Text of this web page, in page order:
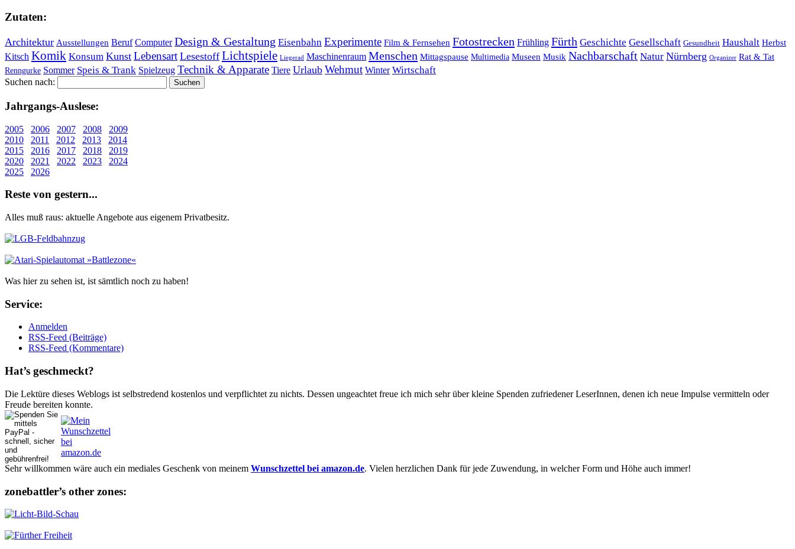
Zu­ta­ten:
Architektur Ausstellungen Beruf Computer Design & Gestaltung Eisenbahn Experimente Film & Fernsehen Fotostrecken Frühling Fürth Geschichte Gesellschaft Gesundheit Haushalt Herbst
Kitsch Komik Konsum Kunst Lebensart Lesestoff Lichtspiele Liegerad Maschinenraum Menschen Mittagspause Multimedia Museen Musik Nachbarschaft Natur Nürnberg Organizer Rat & Tat
Renngurke Sommer Speis & Trank Spielzeug Technik & Apparate Tiere Urlaub Wehmut Winter Wirtschaft
Suchen nach:
Jahr­gangs-Aus­le­se:
2005 2006 2007 2008
2009
2010
2011 2012 2013
2014
2015
2016 2017 2018
2019
2020
2021 2022 2023
2024
2025
2026
Re­ste von ge­stern...
Alles muß raus: aktuelle An­ge­bo­te aus eigenem Privatbesitz.
Was hier zu sehen ist, ist sämt­lich noch zu haben!
Ser­vice:
Anmelden
RSS-Feed (Beiträge)
RSS-Feed (Kommentare)
Hat’s ge­schmeckt?
Die Lektüre dieses Weblogs ist selbstredend kostenlos und ver­pflich­tet zu nichts. Dessen un­ge­achtet freue ich mich sehr über kleine Spenden zufriedener Le­serInnen, denen ich neue Im­pul­se vermitteln oder
Freude bereiten konnte.
Sehr willkommen wäre auch ein mediales Geschenk von meinem Wunschzettel bei amazon.de. Vielen herzlichen Dank für jede Zuwendung, in welcher Form und Höhe auch immer!
zonebattler’s other zo­nes: